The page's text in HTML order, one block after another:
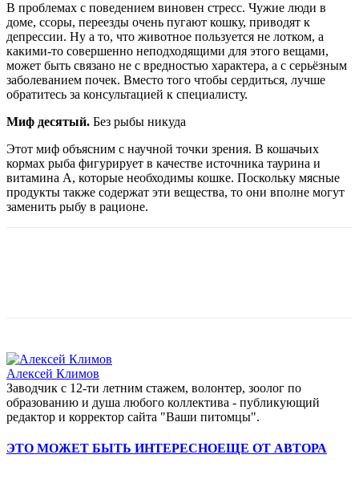
В проблемах с поведением виновен стресс. Чужие люди в
доме, ссоры, переезды очень пугают кошку, приводят к
депрессии. Ну а то, что животное пользуется не лотком, а
какими-то совершенно неподходящими для этого вещами,
может быть связано не с вредностью характера, а с серьёзным
заболеванием почек. Вместо того чтобы сердиться, лучше
обратитесь за консультацией к специалисту.
Миф десятый. Без рыбы никуда
Этот миф объясним с научной точки зрения. В кошачьих
кормах рыба фигурирует в качестве источника таурина и
витамина А, которые необходимы кошке. Поскольку мясные
продукты также содержат эти вещества, то они вполне могут
заменить рыбу в рационе.
Алексей Климов
Заводчик c 12-ти летним стажем, волонтер, зоолог по
образованию и душа любого коллектива - публикующий
редактор и корректор сайта "Ваши питомцы".
ЭТО МОЖЕТ БЫТЬ ИНТЕРЕСНОЕЩЕ ОТ АВТОРА